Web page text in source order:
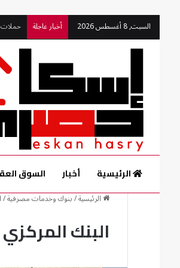
السبت, 8 أغسطس 2026 أخبار عاجلة
حملات
الرئيسية أخبار السوق
الرئيسية/بنوك وخدمات مصرفية/
البنك